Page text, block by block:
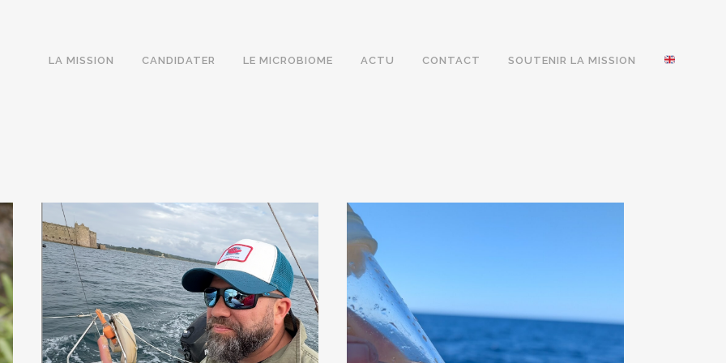
LA MISSION CANDIDATER LE MICROBIOME ACTU CONTACT SOUTENIR LA MISSION